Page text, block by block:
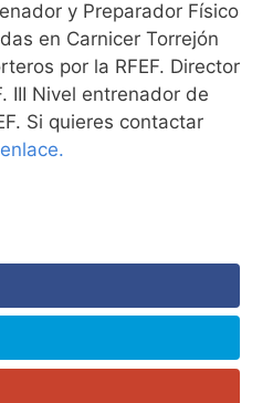
y Preparador Físico
en Carnicer Torrejón
por la RFEF. Director
III Nivel entrenador de
Si quieres contactar